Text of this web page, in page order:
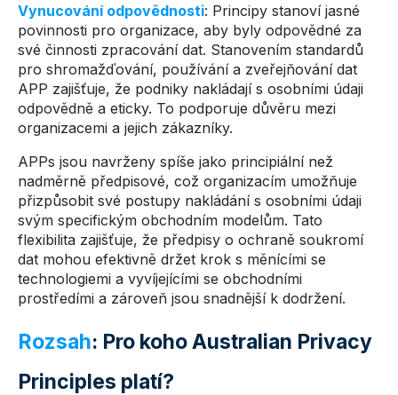
Vynucování odpovědnosti: Principy stanoví jasné
povinnosti pro organizace, aby byly odpovědné za
své činnosti zpracování dat. Stanovením standardů
pro shromažďování, používání a zveřejňování dat
APP zajišťuje, že podniky nakládají s osobními údaji
odpovědně a eticky. To podporuje důvěru mezi
organizacemi a jejich zákazníky.
APPs jsou navrženy spíše jako principiální než
nadměrně předpisové, což organizacím umožňuje
přizpůsobit své postupy nakládání s osobními údaji
svým specifickým obchodním modelům. Tato
flexibilita zajišťuje, že předpisy o ochraně soukromí
dat mohou efektivně držet krok s měnícími se
technologiemi a vyvíjejícími se obchodními
prostředími a zároveň jsou snadnější k dodržení.
Rozsah: Pro koho Australian Privacy
Principles platí?